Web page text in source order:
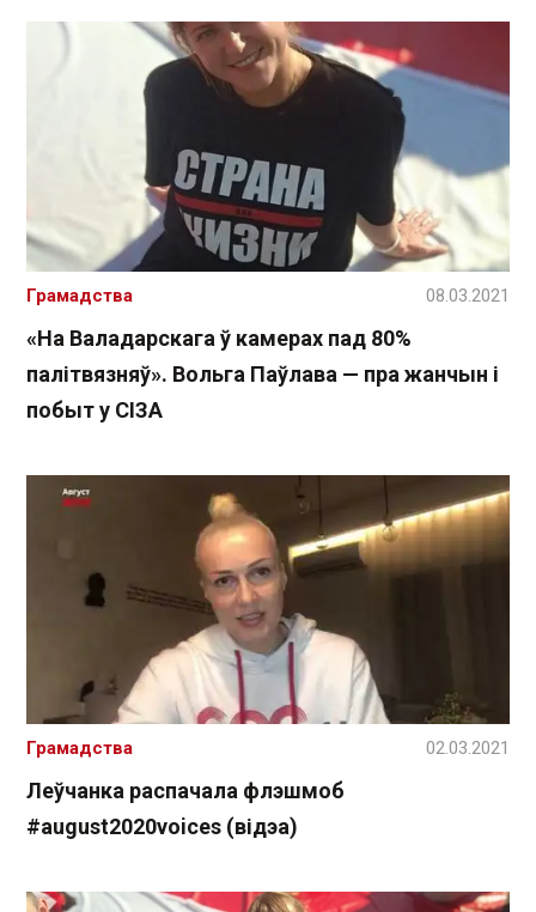
«На Валадарскага ў камерах пад 80%
палітвязняў». Вольга Паўлава — пра жанчын і
побыт у СІЗА
Грамадства 08.03.2021
Леўчанка распачала флэшмоб
#august2020voices (відэа)
Грамадства 02.03.2021